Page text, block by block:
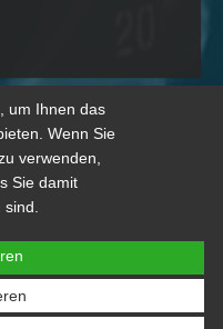
um Ihnen das
Wenn Sie
verwenden,
Sie damit